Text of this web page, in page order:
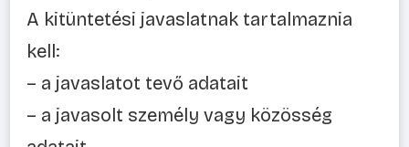
A kitüntetési javaslatnak tartalmaznia
kell:
– a javaslatot tevő adatait
– a javasolt személy vagy közösség